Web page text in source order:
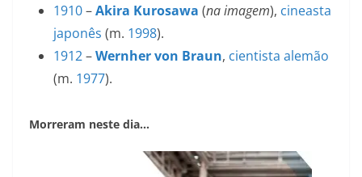
1910–Akira Kurosawa (na imagem), cineasta
japonês (m. 1998).
1912–Wernher von Braun, cientista alemão
(m. 1977).
Morreram neste dia…